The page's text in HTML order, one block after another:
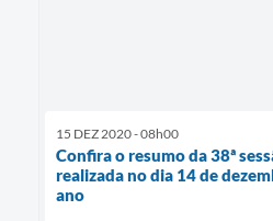
15 DEZ 2020 - 08h00
Confira o resumo da 38ª
realizada no dia 14 de
ano